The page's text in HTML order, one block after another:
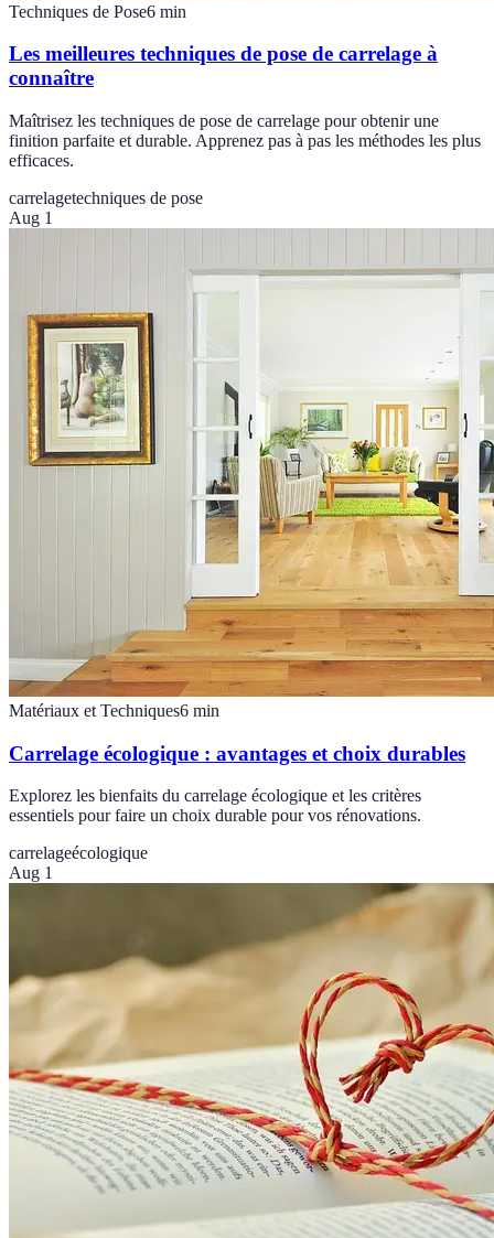
Techniques de Pose6 min
Les meilleures techniques de pose de carrelage à
connaître
Maîtrisez les techniques de pose de carrelage pour obtenir une
finition parfaite et durable. Apprenez pas à pas les méthodes les plus
efficaces.
carrelagetechniques de pose
Aug 1
Matériaux et Techniques6 min
Carrelage écologique : avantages et choix durables
Explorez les bienfaits du carrelage écologique et les critères
essentiels pour faire un choix durable pour vos rénovations.
carrelageécologique
Aug 1